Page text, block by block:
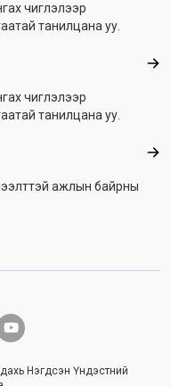
чиглэлээр
танилцана уу.
чиглэлээр
танилцана уу.
ажлын байрны
f
youtube
Нэгдсэн Үндэстний